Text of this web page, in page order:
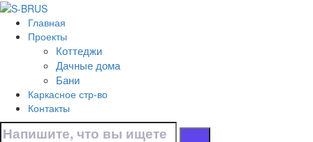
Перейти к контенту
Главная
Проекты
Коттеджи
Дачные дома
Бани
Каркасное стр-во
Контакты
Главная
Небольшие, до 100 м.кв.